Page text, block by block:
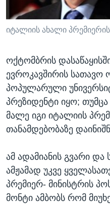
ᲡᲢᲣᲓᲘᲐ ᲕᲐᲨᲘᲜᲒᲢᲝᲜᲘ
ᲔᲙᲝᲜᲝᲛᲘᲙᲐ
ᲯᲐᲜᲛᲠᲗᲔᲚᲝᲑᲐ
ᲘᲜᲢᲔᲠᲕᲘᲣ
ᲙᲣᲚᲢᲣᲠᲐ
ᲒᲐᲚᲘᲚᲔᲝ
ᲓᲔᲖᲘᲜᲤᲝᲠᲛᲐᲪᲘᲐ
Learning English
ენები
იტალიის ახალი
ოქტომბრის
ევროკავშირის სათავო
პოპულარული
პრეზიდენტი იყო;
მალე იგი იტალიის
თანამდებობაზე
ამ ადამიანის გვარი
ამჟამად უკვე
პრემიერ- მინისტრის
მონტი ამბობს რომ